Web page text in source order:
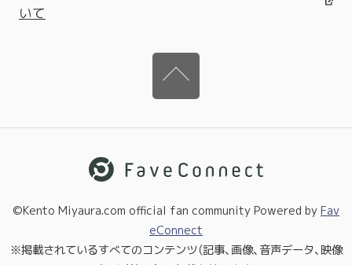
いて
©Kento Miyaura.com official fan community Powered by Fav
eConnect
※掲載されているすべてのコンテンツ（記事、画像、音声データ、映像